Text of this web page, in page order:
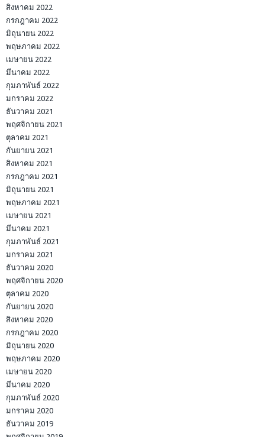
สิงหาคม 2022
กรกฎาคม 2022
มิถุนายน 2022
พฤษภาคม 2022
เมษายน 2022
มีนาคม 2022
กุมภาพันธ์ 2022
มกราคม 2022
ธันวาคม 2021
พฤศจิกายน 2021
ตุลาคม 2021
กันยายน 2021
สิงหาคม 2021
กรกฎาคม 2021
มิถุนายน 2021
พฤษภาคม 2021
เมษายน 2021
มีนาคม 2021
กุมภาพันธ์ 2021
มกราคม 2021
ธันวาคม 2020
พฤศจิกายน 2020
ตุลาคม 2020
กันยายน 2020
สิงหาคม 2020
กรกฎาคม 2020
มิถุนายน 2020
พฤษภาคม 2020
เมษายน 2020
มีนาคม 2020
กุมภาพันธ์ 2020
มกราคม 2020
ธันวาคม 2019